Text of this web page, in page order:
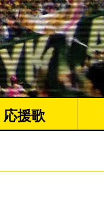
応援歌